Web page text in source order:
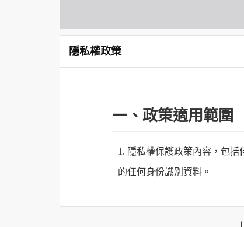
隱私權政策
一、政策適用範圍
1. 隱私權保護政策內容，包
的任何身份識別資料。
行社有限公司旗下網站上的